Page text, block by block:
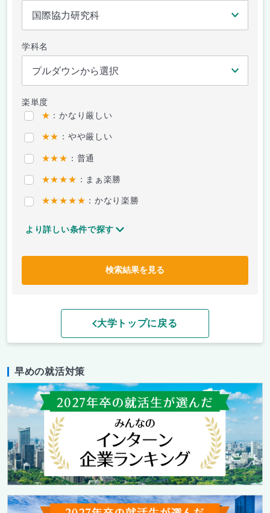
学科名
楽単度
★ ：かなり厳しい
★★ ：やや厳しい
★★★ ：普通
★★★★ ：まぁ楽勝
★★★★★ ：かなり楽勝
より詳しい条件で探す
検索結果を見る
大学トップに戻る
早めの就活対策